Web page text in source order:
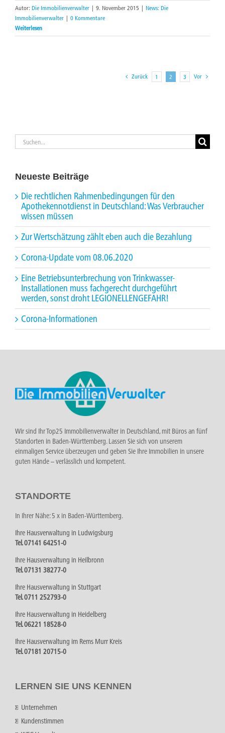
Autor: Die Immobilienverwalter | 9. November 2015 | News: Die
Immobilienverwalter | 0 Kommentare
Weiterlesen
Zurück 1 2 3 Vor
Suche
nach:
Neueste Beiträge
Die rechtlichen Rahmenbedingungen für den
Apothekennotdienst in Deutschland: Was Verbraucher
wissen müssen
Zur Wertschätzung zählt eben auch die Bezahlung
Corona-Update vom 08.06.2020
Eine Betriebsunterbrechung von Trinkwasser-
Installationen muss fachgerecht durchgeführt
werden, sonst droht LEGIONELLENGEFAHR!
Corona-Informationen
Wir sind Ihr Top25 Immobilienverwalter in Deutschland, mit Büros an fünf
Standorten in Baden-Württemberg. Lassen Sie sich von unserem
einmaligen Service überzeugen und geben Sie Ihre Immobilien in unsere
guten Hände – verlässlich und kompetent.
STANDORTE
In Ihrer Nähe: 5 x in Baden-Württemberg.
Ihre Hausverwaltung in Ludwigsburg
Tel. 07141 64251-0
Ihre Hausverwaltung in Heilbronn
Tel. 07131 38277-0
Ihre Hausverwaltung in Stuttgart
Tel. 0711 252793-0
Ihre Hausverwaltung in Heidelberg
Tel. 06221 18528-0
Ihre Hausverwaltung im Rems Murr Kreis
Tel. 07181 20715-0
LERNEN SIE UNS KENNEN
Unternehmen
Kundenstimmen